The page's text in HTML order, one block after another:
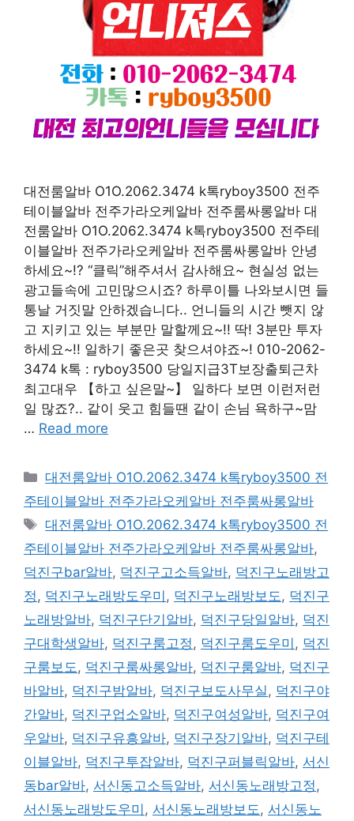
대전룸알바 O1O.2062.3474 k톡ryboy3500 전주
테이블알바 전주가라오케알바 전주룸싸롱알바 대
전룸알바 O1O.2062.3474 k톡ryboy3500 전주테
이블알바 전주가라오케알바 전주룸싸롱알바 안녕
하세요~!? “클릭”해주셔서 감사해요~ 현실성 없는
광고들속에 고민많으시죠? 하루이틀 나와보시면 들
통날 거짓말 안하겠습니다.. 언니들의 시간 뺏지 않
고 지키고 있는 부분만 말할께요~!! 딱! 3분만 투자
하세요~!! 일하기 좋은곳 찾으셔야죠~! 010-2062-
3474 k톡 : ryboy3500 당일지급3T보장출퇴근차
최고대우 【하고 싶은말~】 일하다 보면 이런저런
일 많죠?.. 같이 웃고 힘들땐 같이 손님 욕하구~맘
… Read more
카
테
리
대전룸알바 O1O.2062.3474 k톡ryboy3500 전
주테이블알바 전주가라오케알바 전주룸싸롱알바
태
그
대전룸알바 O1O.2062.3474 k톡ryboy3500 전
주테이블알바 전주가라오케알바 전주룸싸롱알바,
덕진구bar알바, 덕진구고소득알바, 덕진구노래방고
정, 덕진구노래방도우미 , 덕진구노래방보도, 덕진구
노래방알바, 덕진구단기알바, 덕진구당일알바, 덕진
구대학생알바, 덕진구룸고정, 덕진구룸도우미 , 덕진
구룸보도, 덕진구룸싸롱알바, 덕진구룸알바, 덕진구
바알바, 덕진구밤알바, 덕진구보도사무실, 덕진구야
간알바, 덕진구업소알바, 덕진구여성알바, 덕진구여
우알바, 덕진구유흥알바, 덕진구장기알바, 덕진구테
이블알바, 덕진구투잡알바, 덕진구퍼블릭알바, 서신
동bar알바, 서신동고소득알바, 서신동노래방고정,
서신동노래방도우미 , 서신동노래방보도, 서신동노